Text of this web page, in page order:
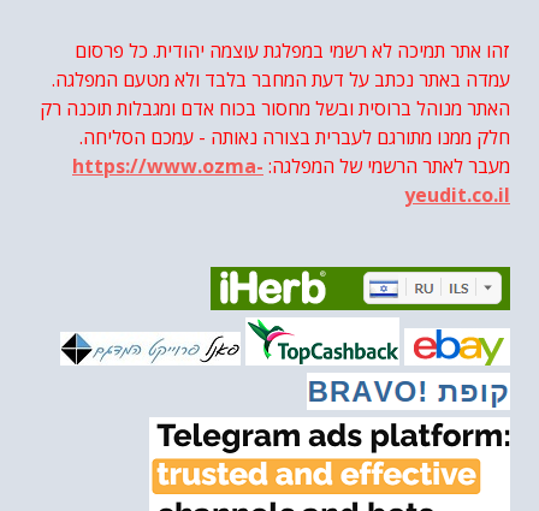
לימור סון הר-מלך על חוק...-- 19/04/2026
מיכאל בן ארי על פרשת הת...
מיכאל בן ארי על פרשת הת... -- 10/04/2026
השר בן גביר במקום נפילת הטיל.... -- 06/04/2026
חוק עונש מוות למחבלים...-- 29/03/2026
מיכאל בן ארי על פרשת השבוע ת... -- 27/03/2026
מיכאל בן ארי על פרשת השבוע ת...-- 20/03/2026
מיכאל בן ארי על דילמת המנהיגות....
מיכאל בן ארי על פרשת הת...
מיכאל בן ארי על פרשת הת...
מיכאל בן ארי על פרשת הת...-- 13/02/2026
מיכאל בן ארי על פרשת השבוע ת...-- 06/02/2026
חלקם של היהודים הולך ופוחת....
מיכאל בן ארי על פרשת השבוע ת...
זהו אתר תמיכה לא רשמי במפלגת עוצמה יהודית. כל פרסום
עמדה באתר נכתב על דעת המחבר בלבד ולא מטעם המפלגה.
האתר מנוהל ברוסית ובשל מחסור בכוח אדם ומגבלות תוכנה רק
חלק ממנו מתורגם לעברית בצורה נאותה - עמכם הסליחה.
מעבר לאתר הרשמי של המפלגה: https://www.ozma-
yeudit.co.il